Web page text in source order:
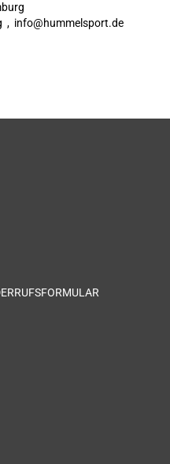
, info@hummelsport.de